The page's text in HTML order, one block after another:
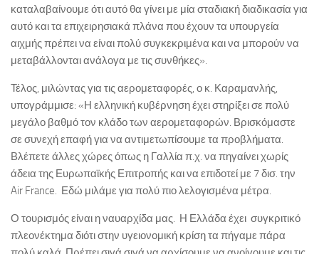
καταλαβαίνουμε ότι αυτό θα γίνει με μία σταδιακή διαδικασία για
αυτό και τα επιχειρησιακά πλάνα που έχουν τα υπουργεία
αιχμής πρέπει να είναι πολύ συγκεκριμένα και να μπορούν να
μεταβάλλονται ανάλογα με τις συνθήκες».
Τέλος, μιλώντας για τις αερομεταφορές, ο κ. Καραμανλής,
υπογράμμισε: «Η ελληνική κυβέρνηση έχει στηρίξει σε πολύ
μεγάλο βαθμό τον κλάδο των αερομεταφορών. Βρισκόμαστε
σε συνεχή επαφή για να αντιμετωπίσουμε τα προβλήματα.
Βλέπετε άλλες χώρες όπως η Γαλλία π.χ. να πηγαίνει χωρίς
άδεια της Ευρωπαϊκής Επιτροπής και να επιδοτεί με 7 δισ. την
Air France. Εδώ μιλάμε για πολύ πιο λελογισμένα μέτρα.
Ο τουρισμός είναι η ναυαρχίδα μας. Η Ελλάδα έχει συγκριτικό
πλεονέκτημα διότι στην υγειονομική κρίση τα πήγαμε πάρα